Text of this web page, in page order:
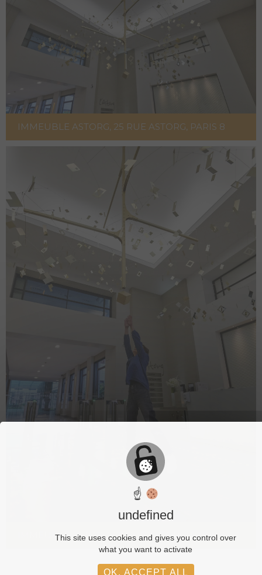
IMMEUBLE ASTORG, 25 RUE ASTORG, PARIS 8
IMMEUBLE ASTORG, 25 RUE ASTORG, PARIS 8
☝
undefined
This site uses cookies and gives you control over
what you want to activate
OK, ACCEPT ALL